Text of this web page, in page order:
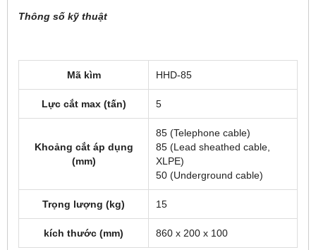
Thông số kỹ thuật
Mã kìm HHD-85
Lực cắt max (tấn) 5
Khoảng cắt áp dụng
(mm)
85 (Telephone cable)
85 (Lead sheathed cable,
XLPE)
50 (Underground cable)
Trọng lượng (kg) 15
kích thước (mm) 860 x 200 x 100